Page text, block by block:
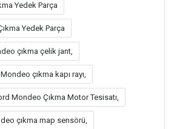
Yedek Parça
Yedek Parça
çıkma çelik jant,
çıkma kapı rayı,
Mondeo Çıkma Motor Tesisatı,
çıkma map sensörü,